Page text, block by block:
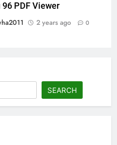
PDF Viewer
2 years ago 0
SEARCH